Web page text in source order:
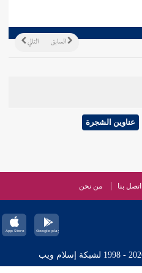
التالي السابق
عناوين الشجرة
اتصل بنا من نحن